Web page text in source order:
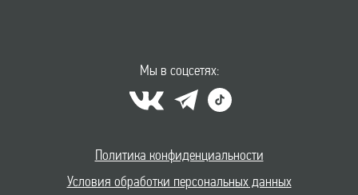
Мы в соцсетях:
Политика конфиденциальности
Условия обработки персональных данных